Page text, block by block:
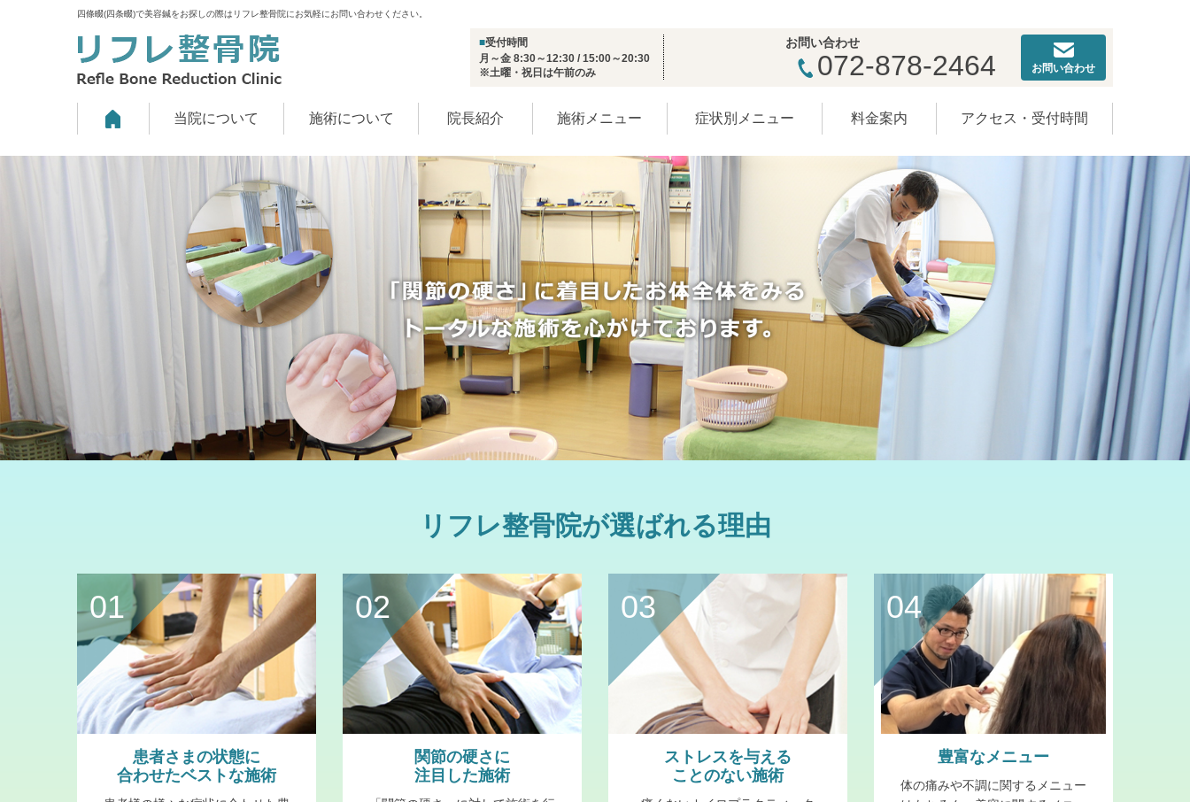
四條畷(四条畷)で美容鍼をお探しの際はリフレ整骨院にお気軽にお問い合わせください。
■受付時間
月～金 8:30～12:30 / 15:00～20:30
※土曜・祝日は午前のみ
お問い合わせ
072-878-2464 お問い合わせ
当院について 施術について 院長紹介 施術メニュー 症状別メニュー 料金案内 アクセス・受付時間
リフレ整骨院が選ばれる理由
01
患者さまの状態に
合わせたベストな施術
02
関節の硬さに
注目した施術
03
ストレスを与える
ことのない施術
04
豊富なメニュー
体の痛みや不調に関するメニュー